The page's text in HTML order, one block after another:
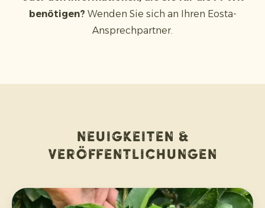
benötigen? Wenden Sie sich an Ihren Eosta-
Ansprechpartner.
Neuigkeiten &
Veröffentlichungen